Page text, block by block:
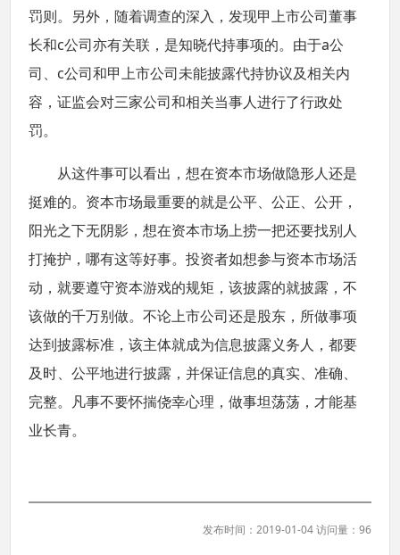
罚则。另外，随着调查的深入，发现甲上市公司董事
长和c公司亦有关联，是知晓代持事项的。由于a公
司、c公司和甲上市公司未能披露代持协议及相关内
容，证监会对三家公司和相关当事人进行了行政处
罚。
从这件事可以看出，想在资本市场做隐形人还是
挺难的。资本市场最重要的就是公平、公正、公开，
阳光之下无阴影，想在资本市场上捞一把还要找别人
打掩护，哪有这等好事。投资者如想参与资本市场活
动，就要遵守资本游戏的规矩，该披露的就披露，不
该做的千万别做。不论上市公司还是股东，所做事项
达到披露标准，该主体就成为信息披露义务人，都要
及时、公平地进行披露，并保证信息的真实、准确、
完整。凡事不要怀揣侥幸心理，做事坦荡荡，才能基
业长青。
发布时间：2019-01-04 访问量：96